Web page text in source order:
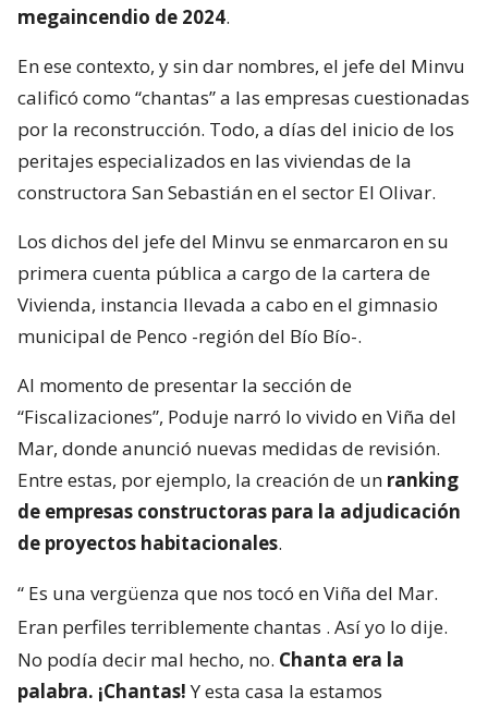
megaincendio de 2024.
En ese contexto, y sin dar nombres, el jefe del Minvu
calificó como “chantas” a las empresas cuestionadas
por la reconstrucción. Todo, a días del inicio de los
peritajes especializados en las viviendas de la
constructora San Sebastián en el sector El Olivar.
Los dichos del jefe del Minvu se enmarcaron en su
primera cuenta pública a cargo de la cartera de
Vivienda, instancia llevada a cabo en el gimnasio
municipal de Penco -región del Bío Bío-.
Al momento de presentar la sección de
“Fiscalizaciones”, Poduje narró lo vivido en Viña del
Mar, donde anunció nuevas medidas de revisión.
Entre estas, por ejemplo, la creación de un ranking
de empresas constructoras para la adjudicación
de proyectos habitacionales.
“ Es una vergüenza que nos tocó en Viña del Mar.
Eran perfiles terriblemente chantas . Así yo lo dije.
No podía decir mal hecho, no. Chanta era la
palabra. ¡Chantas!Y esta casa la estamos